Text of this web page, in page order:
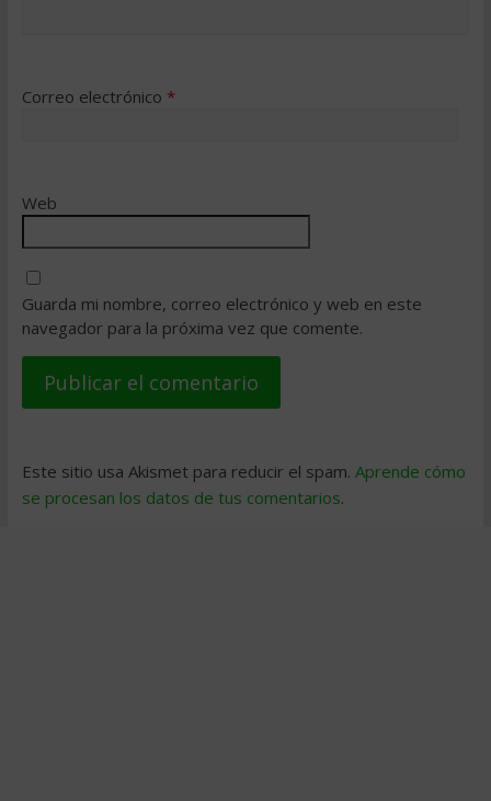
Correo electrónico *
Web
Guarda mi nombre, correo electrónico y web en este
navegador para la próxima vez que comente.
Este sitio usa Akismet para reducir el spam. Aprende cómo
se procesan los datos de tus comentarios.